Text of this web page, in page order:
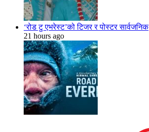
‘रोड टु एभरेस्ट’को टिजर र पोस्टर सार्वजनिक
21 hours ago